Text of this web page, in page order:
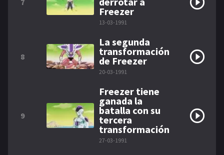
7
Freezer
13-03-1991
8
La segunda
transformación
de Freezer
20-03-1991
9
Freezer tiene
ganada la
batalla con su
tercera
transformación
27-03-1991